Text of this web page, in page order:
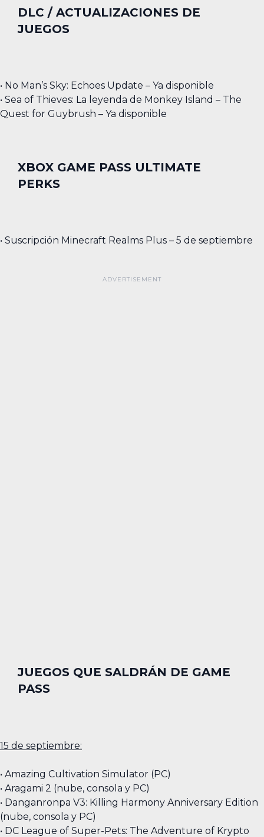
DLC / ACTUALIZACIONES DE
JUEGOS
• No Man’s Sky: Echoes Update – Ya disponible
• Sea of Thieves: La leyenda de Monkey Island – The
Quest for Guybrush – Ya disponible
XBOX GAME PASS ULTIMATE
PERKS
• Suscripción Minecraft Realms Plus – 5 de septiembre
JUEGOS QUE SALDRÁN DE GAME
PASS
15 de septiembre:
• Amazing Cultivation Simulator (PC)
• Aragami 2 (nube, consola y PC)
• Danganronpa V3: Killing Harmony Anniversary Edition
(nube, consola y PC)
• DC League of Super-Pets: The Adventure of Krypto